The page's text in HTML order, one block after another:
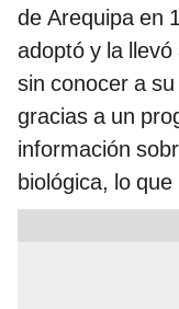
de Arequipa en
adoptó y la
sin conocer a
gracias a un
información
biológica, lo